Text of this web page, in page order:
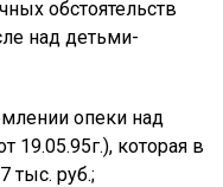
обстоятельств
над детьми-
опеки над
19.05.95г.), которая в
тыс. руб.;